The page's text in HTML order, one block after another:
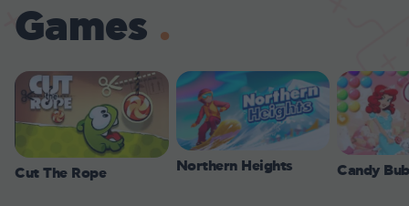
Games
Cut The Rope Northern Heights Candy